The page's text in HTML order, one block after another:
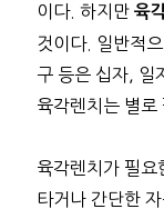
이다. 하지만 육
것이다. 일반적
구 등은 십자, 일
육각렌치는 별로
육각렌치가 필요
타거나 간단한